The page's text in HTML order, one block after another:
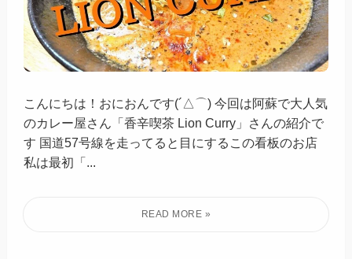
こんにちは！おにおんです(´△⌒) 今回は阿蘇で大人気
のカレー屋さん「​香辛喫茶 Lion Curry」さんの紹介で
す 国道57号線を走ってると目にするこの看板のお店
私は最初「...